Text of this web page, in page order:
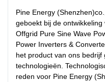
Pine Energy
geboekt bij de
Offgrid Pure Sine Wave
Power Inverters &
het product van ons
technologieën.
reden voor Pine Energy